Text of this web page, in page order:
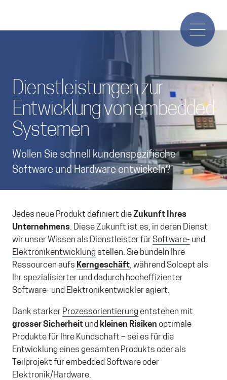
Dienstleistungen zur
Entwicklung von embedded
Systemen
Wollen Sie schnell kundenspezifische
Software und Hardware entwickeln?
Jedes neue Produkt definiert dieZukunft Ihres
Unternehmens. Diese Zukunft ist es, in deren Dienst
wir unser Wissen als Dienstleister für Software- und
Elektronikentwicklung stellen. Sie bündeln Ihre
Ressourcen aufs Kerngeschäft, während Solcept als
Ihr spezialisierter und dadurch hocheffizienter
Software- und Elektronikentwickler agiert.
Dank starker Prozessorientierung entstehen mit
grosser Sicherheit und kleinen Risiken optimale
Produkte für Ihre Kundschaft – sei es für die
Entwicklung eines gesamten Produkts oder als
Teilprojekt für embedded Software oder
Elektronik/Hardware.